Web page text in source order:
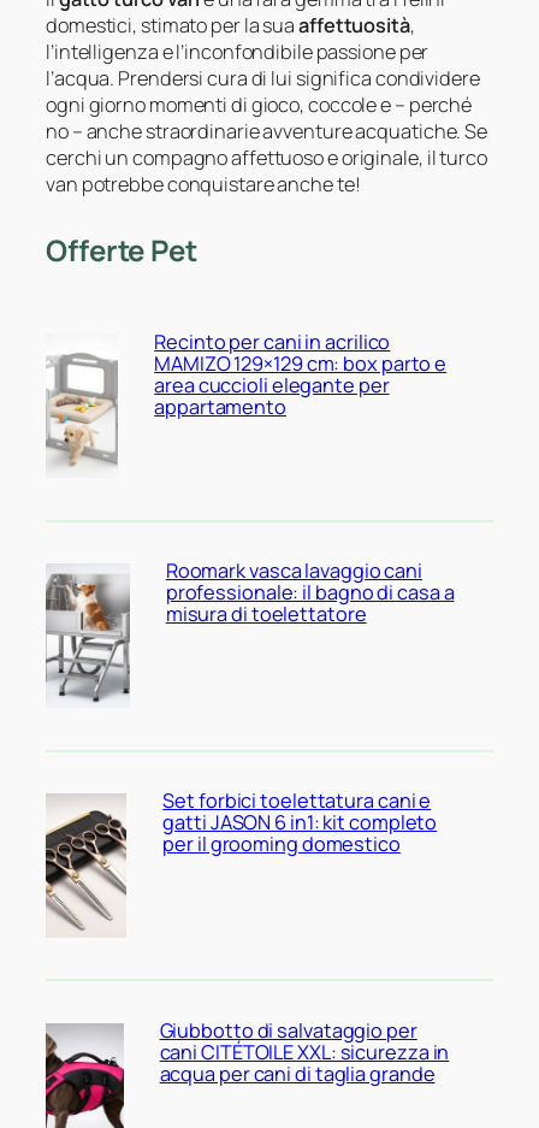
domestici, stimato per la suaaffettuosità,
l’intelligenza e l’inconfondibile passione per
l’acqua. Prendersi cura di lui significa condividere
ogni giorno momenti di gioco, coccole e – perché
no – anche straordinarie avventure acquatiche. Se
cerchi un compagno affettuoso e originale, il turco
van potrebbe conquistare anche te!
Offerte Pet
Recinto per cani in acrilico
MAMIZO 129×129 cm: box parto e
area cuccioli elegante per
appartamento
Roomark vasca lavaggio cani
professionale: il bagno di casa a
misura di toelettatore
Set forbici toelettatura cani e
gatti JASON 6 in1: kit completo
per il grooming domestico
Giubbotto di salvataggio per
cani CITÉTOILE XXL: sicurezza in
acqua per cani di taglia grande